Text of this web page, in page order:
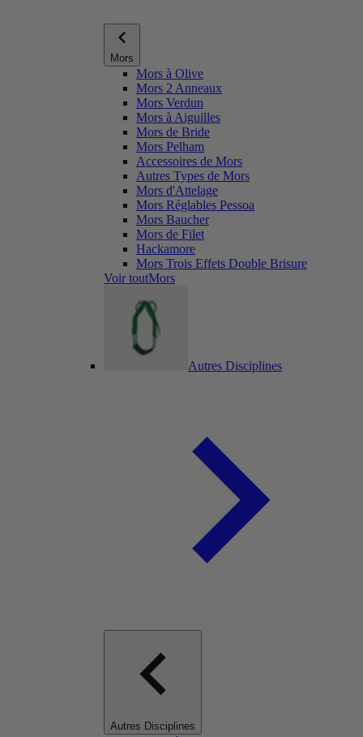
Mors
Mors à Olive
Mors 2 Anneaux
Mors Verdun
Mors à Aiguilles
Mors de Bride
Mors Pelham
Accessoires de Mors
Autres Types de Mors
Mors d'Attelage
Mors Réglables Pessoa
Mors Baucher
Mors de Filet
Hackamore
Mors Trois Effets Double Brisure
Voir toutMors
Autres Disciplines
Autres Disciplines